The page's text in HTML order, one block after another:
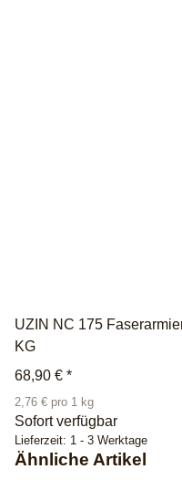
UZIN NC 175
KG
68,90 € *
2,76 € pro 1 kg
Sofort verfügbar
Lieferzeit: 1 - 3 Werktage
Ähnliche Artikel